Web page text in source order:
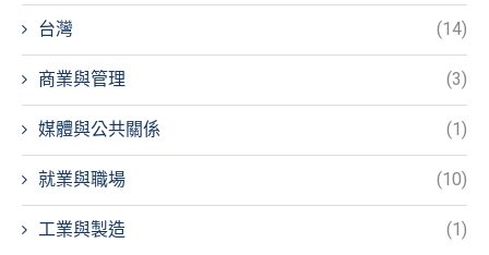
台灣 (14)
商業與管理 (3)
媒體與公共關係 (1)
就業與職場 (10)
工業與製造 (1)